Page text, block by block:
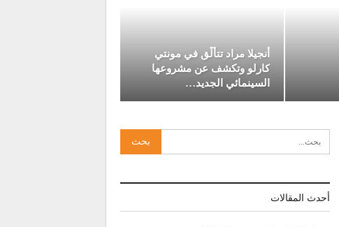
أنجيلا مراد تتألّق في مونتي
كارلو وتكشف عن مشروعها
السينمائي الجديد…
أحدث المقالات